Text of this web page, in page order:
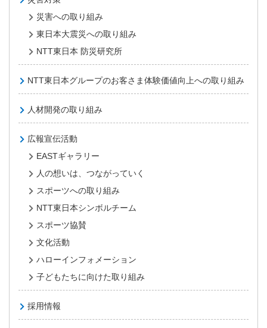
災害への取り組み
東日本大震災への取り組み
NTT東日本 防災研究所
NTT東日本グループのお客さま体験価値向上への取り組み
人材開発の取り組み
広報宣伝活動
EASTギャラリー
人の想いは、つながっていく
スポーツへの取り組み
NTT東日本シンボルチーム
スポーツ協賛
文化活動
ハローインフォメーション
子どもたちに向けた取り組み
採用情報